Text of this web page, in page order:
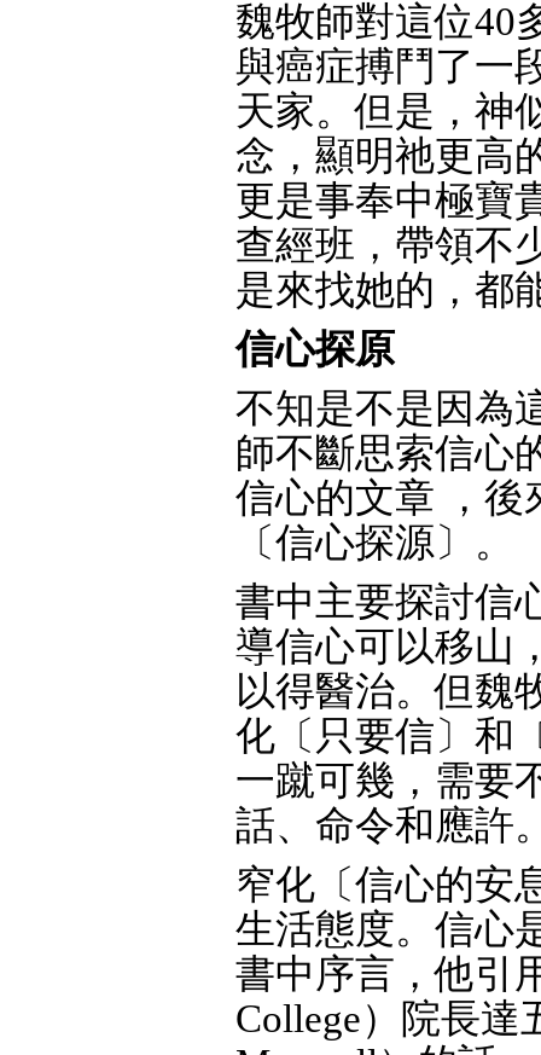
魏牧師對這位40
與癌症搏鬥了一
天家。但是，神
念，顯明祂更高
更是事奉中極寶
查經班，帶領不
是來找她的，都
信心探原
不知是不是因為
師不斷思索信心
信心的文章 ，後
〔信心探源〕。
書中主要探討信
導信心可以移山
以得醫治。但魏
化〔只要信〕和
一蹴可幾，需要
話、命令和應許
窄化〔信心的安
生活態度。信心
書中序言，他引
College）院長達